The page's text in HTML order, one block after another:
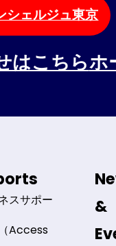
シェルジュ東京
はこちらホ
スサポー
Access
&